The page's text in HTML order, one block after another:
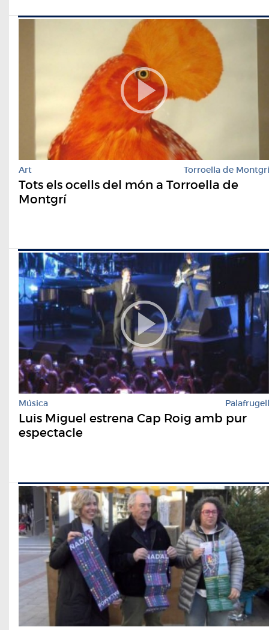
Art Torroella de Montgrí
Tots els ocells del món a Torroella de
Montgrí
Música Palafrugell
Luis Miguel estrena Cap Roig amb pur
espectacle